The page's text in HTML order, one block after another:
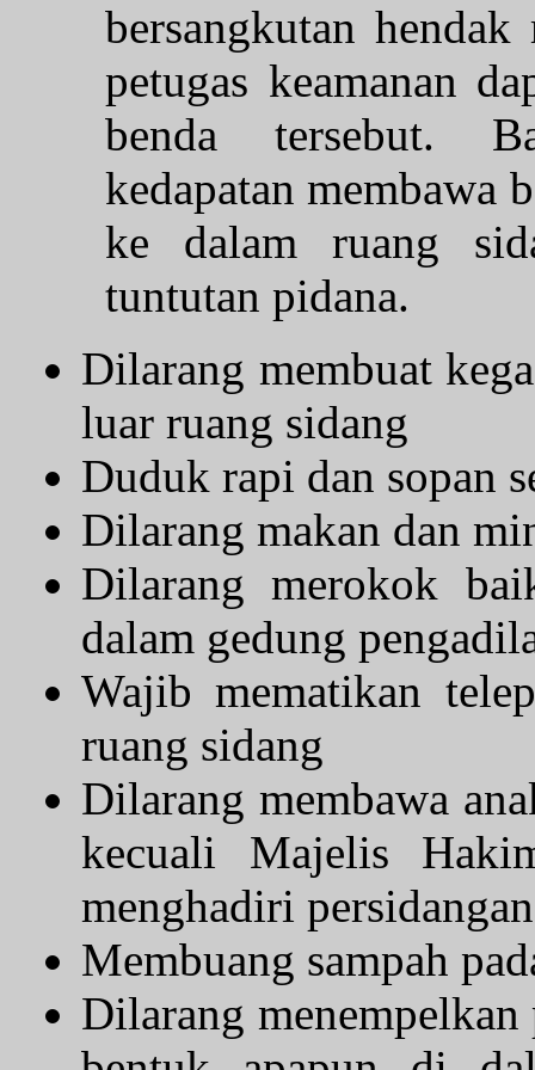
bersangkutan
petugas keamanan
benda tersebut.
kedapatan membawa
ke dalam ruang
tuntutan pidana.
Dilarang membuat
luar ruang sidang
Duduk rapi dan sopan
Dilarang makan dan
Dilarang merokok
dalam gedung
Wajib mematikan
ruang sidang
Dilarang membawa
kecuali Majelis
menghadiri persidangan
Membuang sampah
Dilarang